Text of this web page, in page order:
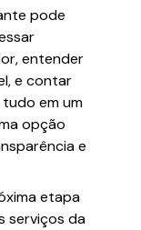
pode
entender
e contar
em um
opção
e
etapa
serviços da